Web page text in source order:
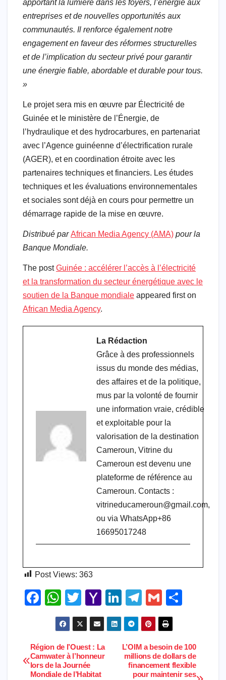
apportant la lumière dans les foyers, l’énergie aux
entreprises et de nouvelles opportunités aux
communautés. Il renforce également notre
engagement en faveur des réformes structurelles
et de l’implication du secteur privé pour garantir
une énergie fiable, abordable et durable pour tous.
»
Le projet sera mis en œuvre par Électricité de
Guinée et le ministère de l’Énergie, de
l’hydraulique et des hydrocarbures, en partenariat
avec l’Agence guinéenne d’électrification rurale
(AGER), et en coordination étroite avec les
partenaires techniques et financiers. Les études
techniques et les évaluations environnementales
et sociales sont déjà en cours pour permettre un
démarrage rapide de la mise en œuvre.
Distribué parAfrican Media Agency (AMA) pour la
Banque Mondiale.
The postGuinée : accélérer l’accès à l’électricité
et la transformation du secteur énergétique avec le
soutien de la Banque mondiale appeared first on
African Media Agency.
La Rédaction
Grâce à des professionnels
issus du monde des médias,
des affaires et de la politique,
mus par la volonté de fournir
une information vraie, crédible
et exploitable pour la
valorisation de la destination
Cameroun, Vitrine du
Cameroun est devenu une
plateforme de référence au
Cameroun. Contacts :
vitrineducameroun@gmail.com,
ou via WhatsApp+86
16695017248
Post Views: 363
F
e
b
W
h
at
s
A
T
wi
tt
er
Y
a
h
o
o
Li
n
k
e
dI
T
el
e
gr
a
G
m
ail
e
Navigation
de
L’OIM a besoin de 100
millions de dollars de
financement flexible
pour maintenir ses
Région de l’Ouest : La
Camwater à l’honneur
lors de la Journée
Mondiale de l’Habitat